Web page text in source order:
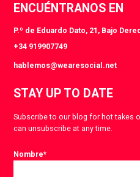
ENCUÉNTRANOS EN
P.º de Eduardo Dato, 21, Bajo
+34 919907749
hablemos@wearesocial.net
STAY UP TO DATE
Subscribe to our blog for hot takes
can unsubscribe at any time.
Nombre*